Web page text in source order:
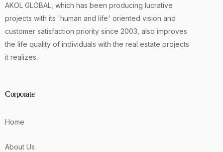
AKOL GLOBAL, which has been producing lucrative
projects with its 'human and life' oriented vision and
customer satisfaction priority since 2003, also improves
the life quality of individuals with the real estate projects
it realizes.
Corporate
Home
About Us